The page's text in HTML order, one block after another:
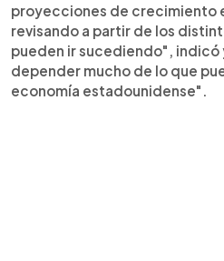
proyecciones de crecimiento
revisando a partir de los
pueden ir sucediendo", indicó
depender mucho de lo que
economía estadounidense".